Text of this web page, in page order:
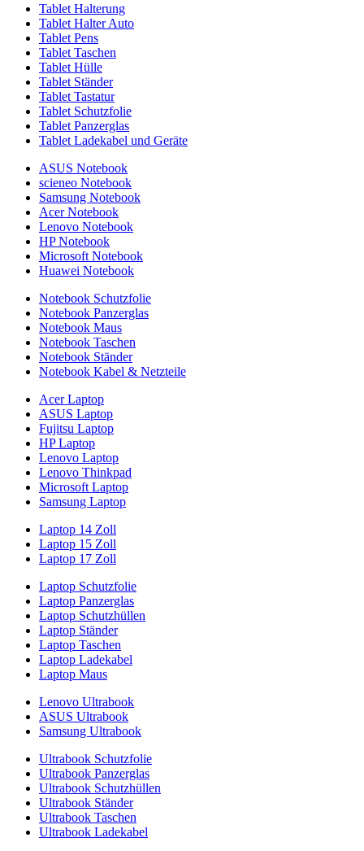
Tablet Halterung
Tablet Halter Auto
Tablet Pens
Tablet Taschen
Tablet Hülle
Tablet Ständer
Tablet Tastatur
Tablet Schutzfolie
Tablet Panzerglas
Tablet Ladekabel und Geräte
ASUS Notebook
scieneo Notebook
Samsung Notebook
Acer Notebook
Lenovo Notebook
HP Notebook
Microsoft Notebook
Huawei Notebook
Notebook Schutzfolie
Notebook Panzerglas
Notebook Maus
Notebook Taschen
Notebook Ständer
Notebook Kabel & Netzteile
Acer Laptop
ASUS Laptop
Fujitsu Laptop
HP Laptop
Lenovo Laptop
Lenovo Thinkpad
Microsoft Laptop
Samsung Laptop
Laptop 14 Zoll
Laptop 15 Zoll
Laptop 17 Zoll
Laptop Schutzfolie
Laptop Panzerglas
Laptop Schutzhüllen
Laptop Ständer
Laptop Taschen
Laptop Ladekabel
Laptop Maus
Lenovo Ultrabook
ASUS Ultrabook
Samsung Ultrabook
Ultrabook Schutzfolie
Ultrabook Panzerglas
Ultrabook Schutzhüllen
Ultrabook Ständer
Ultrabook Taschen
Ultrabook Ladekabel